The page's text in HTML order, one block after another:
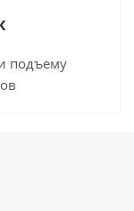
подъему